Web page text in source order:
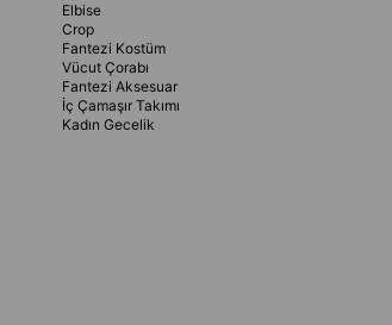
Elbise
Crop
Fantezi Kostüm
Vücut Çorabı
Fantezi Aksesuar
İç Çamaşır Takımı
Kadın Gecelik